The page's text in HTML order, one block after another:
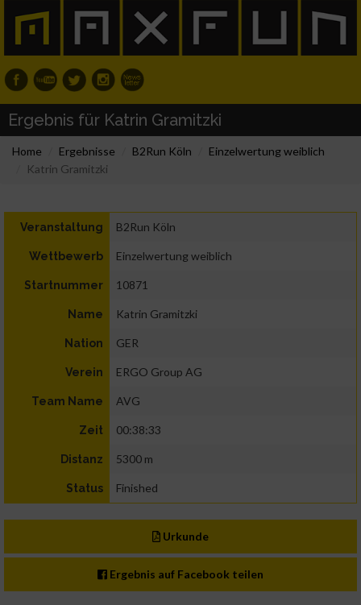
Ergebnis für Katrin Gramitzki
Home Ergebnisse B2Run Köln
Einzelwertung weiblich
Katrin Gramitzki
Veranstaltung B2Run Köln
Wettbewerb Einzelwertung weiblich
Startnummer 10871
Name Katrin Gramitzki
Nation GER
Verein ERGO Group AG
Team Name AVG
Zeit 00:38:33
Distanz 5300 m
Status Finished
Urkunde
Ergebnis auf Facebook teilen